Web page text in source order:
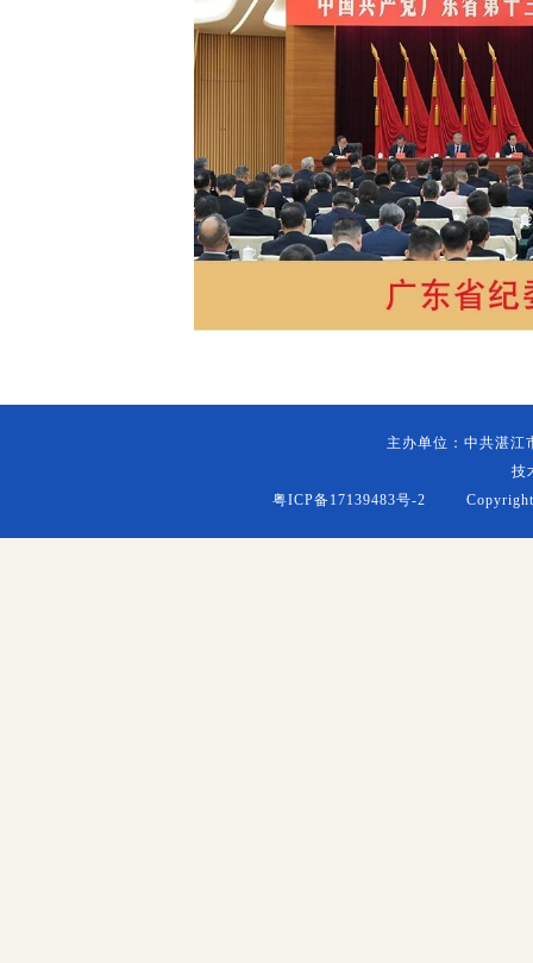
主办单位：中共湛
技
粤ICP备17139483号-2 Copyright